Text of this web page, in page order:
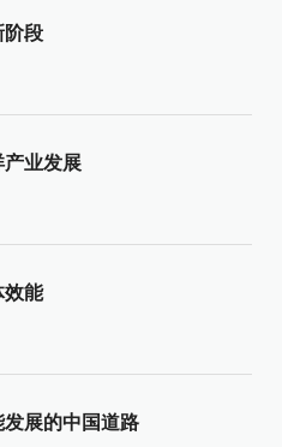
阶段
产业发展
效能
展的中国道路